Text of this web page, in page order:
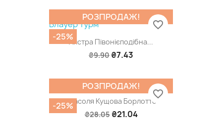
Айстра Півонієподібна...
₴9.90 ₴7.43
РОЗПРОДАЖ!
-25%
favorite_border
Квасоля Кущова Борлотто
₴28.05 ₴21.04
РОЗПРОДАЖ!
-25%
favorite_border